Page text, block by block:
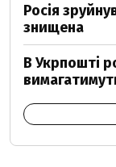
Росія
знищена
В Укрпошті